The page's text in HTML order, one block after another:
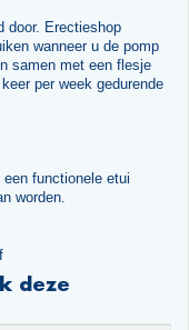
door. Erectieshop
wanneer u de pomp
samen met een flesje
per week gedurende
functionele etui
worden.
deze